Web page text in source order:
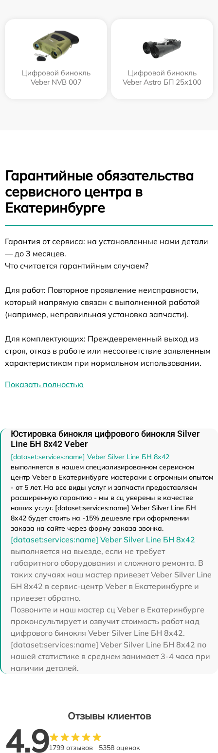
Цифровой бинокль
Veber NVB 007
Цифровой бинокль
Veber Astro БП 25x100
Гарантийные обязательства
сервисного центра в
Екатеринбурге
Гарантия от сервиса: на установленные нами детали
— до 3 месяцев.
Что считается гарантийным случаем?
Для работ: Повторное проявление неисправности,
который напрямую связан с выполненной работой
(например, неправильная установка запчасти).
Для комплектующих: Преждевременный выход из
строя, отказ в работе или несоответствие заявленным
характеристикам при нормальном использовании.
Показать полностью
Юстировка бинокля цифрового бинокля Silver
Line БН 8x42 Veber
[dataset:services:name] Veber Silver Line БН 8x42
выполняется в нашем специализированном сервисном
центр Veber в Екатеринбурге мастерами с огромным опытом
- от 5 лет. На все виды услуг и запчасти предоставляем
расширенную гарантию - мы в сц уверены в качестве
наших услуг. [dataset:services:name] Veber Silver Line БН
8x42 будет стоить на -15% дешевле при оформлении
заказа на сайте через форму заказа звонка.
[dataset:services:name] Veber Silver Line БН 8x42
выполняется на выезде, если не требует
габаритного оборудования и сложного ремонта. В
таких случаях наш мастер привезет Veber Silver Line
БН 8x42 в сервис-центр Veber в Екатеринбурге и
привезет обратно.
Позвоните и наш мастер сц Veber в Екатеринбурге
проконсультирует и озвучит стоимость работ над
цифрового бинокля Veber Silver Line БН 8x42.
[dataset:services:name] Veber Silver Line БН 8x42 по
нашей статистике в среднем занимает 3-4 часа при
наличии деталей.
Отзывы клиентов
4.91799 отзывов 5358 оценок